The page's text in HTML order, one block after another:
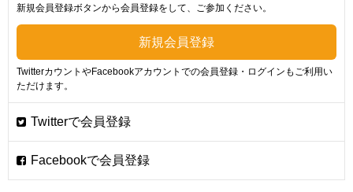
新規会員登録ボタンから会員登録をして、ご参加ください。
TwitterカウントやFacebookアカウントでの会員登録・ログインもご利用い
ただけます。